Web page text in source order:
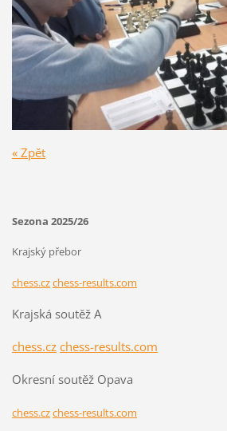
« Zpět
Sezona 2025/26
Krajský přebor
chess.czchess-results.com
Krajská soutěž A
chess.cz chess-results.com
Okresní soutěž Opava
chess.czchess-results.com